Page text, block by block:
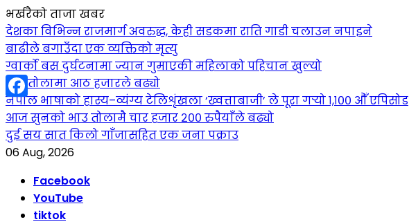
भर्खरैको ताजा खबर
देशका विभिन्न राजमार्ग अवरुद्ध, केही सडकमा राति गाडी चलाउन नपाइने
बाढीले बगाउँदा एक व्यक्तिको मृत्यु
ग्वार्को बस दुर्घटनामा ज्यान गुमाएकी महिलाको पहिचान खुल्यो
सुन तोलामा आठ हजारले बढ्यो
नेपाल भाषाको हास्य–व्यंग्य टेलिशृंखला ‘ख्वत्ताबाजी’ ले पूरा गर्‍यो १,१०० औँ एपिसोड
आज सुनको भाउ तोलामै चार हजार २०० रुपैयाँले बढ्यो
दुई सय सात किलो गाँजासहित एक जना पक्राउ
06 Aug, 2026
Facebook
YouTube
tiktok
Facebook